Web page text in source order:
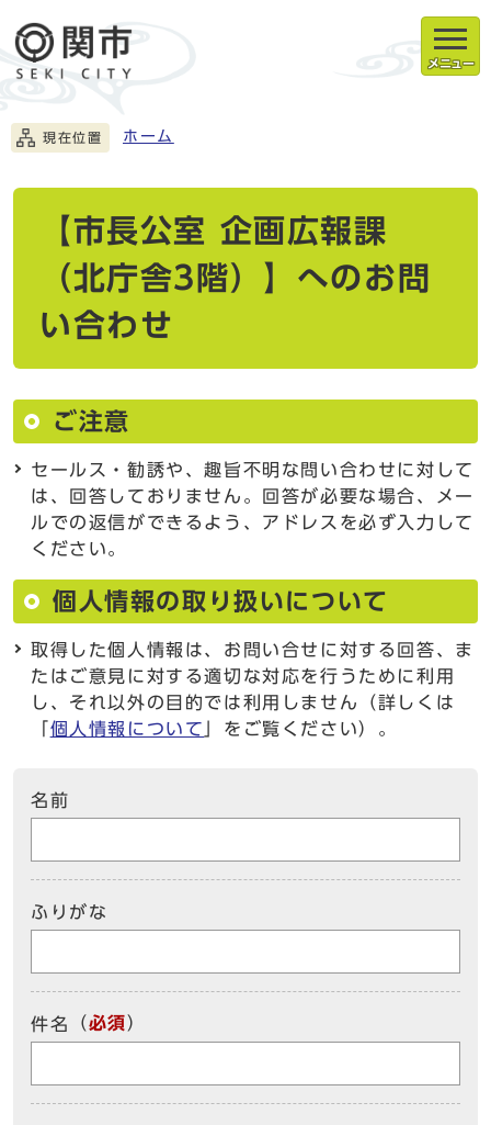
メニュー
現在位置 ホーム
【市長公室 企画広報課
（北庁舎3階）】へのお問
い合わせ
ご注意
セールス・勧誘や、趣旨不明な問い合わせに対して
は、回答しておりません。回答が必要な場合、メー
ルでの返信ができるよう、アドレスを必ず入力して
ください。
個人情報の取り扱いについて
取得した個人情報は、お問い合せに対する回答、ま
たはご意見に対する適切な対応を行うために利用
し、それ以外の目的では利用しません（詳しくは
「個人情報について 」をご覧ください）。
名前
ふりがな
件名 （必須）